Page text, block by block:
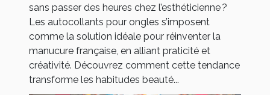
sans passer des heures chez l’esthéticienne ?
Les autocollants pour ongles s’imposent
comme la solution idéale pour réinventer la
manucure française, en alliant praticité et
créativité. Découvrez comment cette tendance
transforme les habitudes beauté...